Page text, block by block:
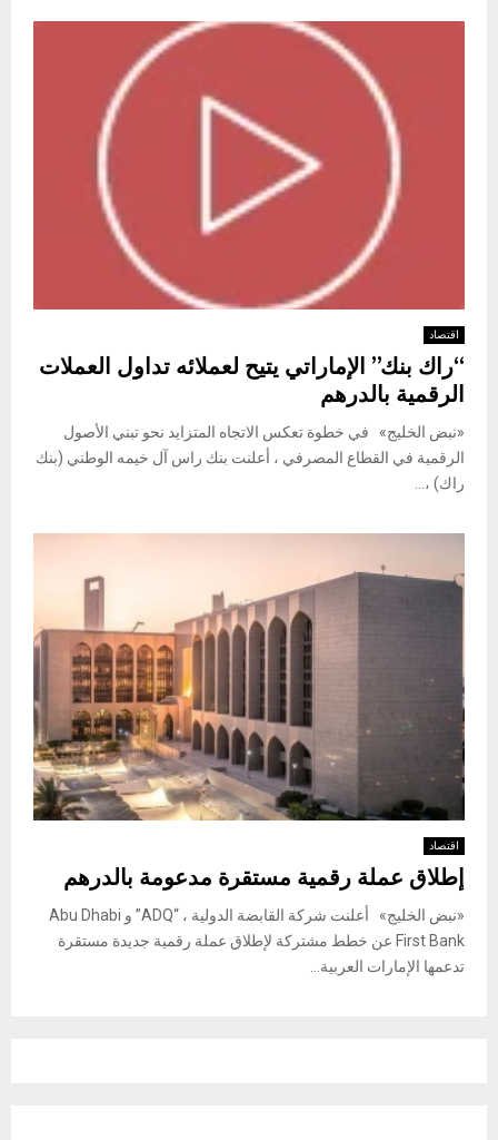
اقتصاد
“راك بنك” الإماراتي يتيح لعملائه تداول العملات
الرقمية بالدرهم
«نبض الخليج» في خطوة تعكس الاتجاه المتزايد نحو تبني الأصول
الرقمية في القطاع المصرفي ، أعلنت بنك راس آل خيمه الوطني (بنك
راك) ،...
اقتصاد
إطلاق عملة رقمية مستقرة مدعومة بالدرهم
«نبض الخليج» أعلنت شركة القابضة الدولية ، “ADQ” و Abu Dhabi
First Bank عن خطط مشتركة لإطلاق عملة رقمية جديدة مستقرة
تدعمها الإمارات العربية...